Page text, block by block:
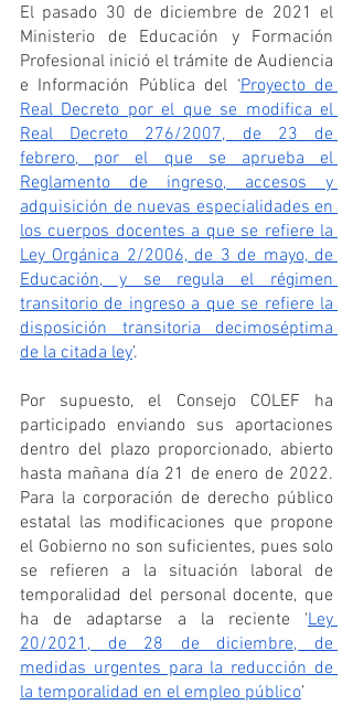
El pasado 30 de diciembre de 2021 el
Ministerio de Educación y Formación
Profesional inició el trámite de Audiencia
e Información Pública del ‘Proyecto de
Real Decreto por el que se modifica el
Real Decreto 276/2007, de 23 de
febrero, por el que se aprueba el
Reglamento de ingreso, accesos y
adquisición de nuevas especialidades en
los cuerpos docentes a que se refiere la
Ley Orgánica 2/2006, de 3 de mayo, de
Educación, y se regula el régimen
transitorio de ingreso a que se refiere la
disposición transitoria decimoséptima
de la citada ley’.
Por supuesto, el Consejo COLEF ha
participado enviando sus aportaciones
dentro del plazo proporcionado, abierto
hasta mañana día 21 de enero de 2022.
Para la corporación de derecho público
estatal las modificaciones que propone
el Gobierno no son suficientes, pues solo
se refieren a la situación laboral de
temporalidad del personal docente, que
ha de adaptarse a la reciente ‘Ley
20/2021, de 28 de diciembre, de
medidas urgentes para la reducción de
la temporalidad en el empleo público’